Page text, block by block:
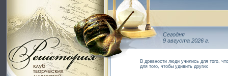
Сегодня
9 августа 2026 г.
В древности люди учились для того,
для того, чтобы удивить других